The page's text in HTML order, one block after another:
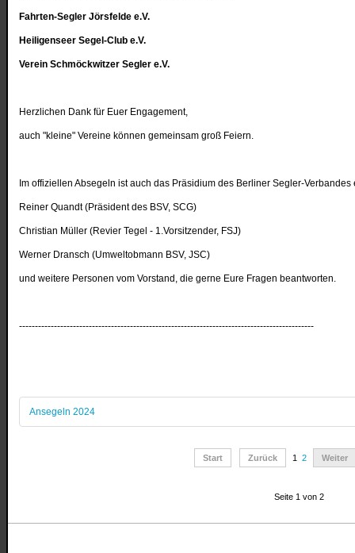
Fahrten-Segler Jörsfelde e.V.
Heiligenseer Segel-Club e.V.
Verein Schmöckwitzer Segler e.V.
Herzlichen Dank für Euer Engagement,
auch "kleine" Vereine können gemeinsam groß Feiern.
Im offiziellen Absegeln ist auch das Präsidium des Berliner Segler-Verbandes
Reiner Quandt (Präsident des BSV, SCG)
Christian Müller (Revier Tegel - 1.Vorsitzender, FSJ)
Werner Dransch (Umweltobmann BSV, JSC)
und weitere Personen vom Vorstand, die gerne Eure Fragen beantworten.
---------------------------------------------------------------------------------------------
Ansegeln 2024
Start Zurück 1 2 Weiter
Seite 1 von 2